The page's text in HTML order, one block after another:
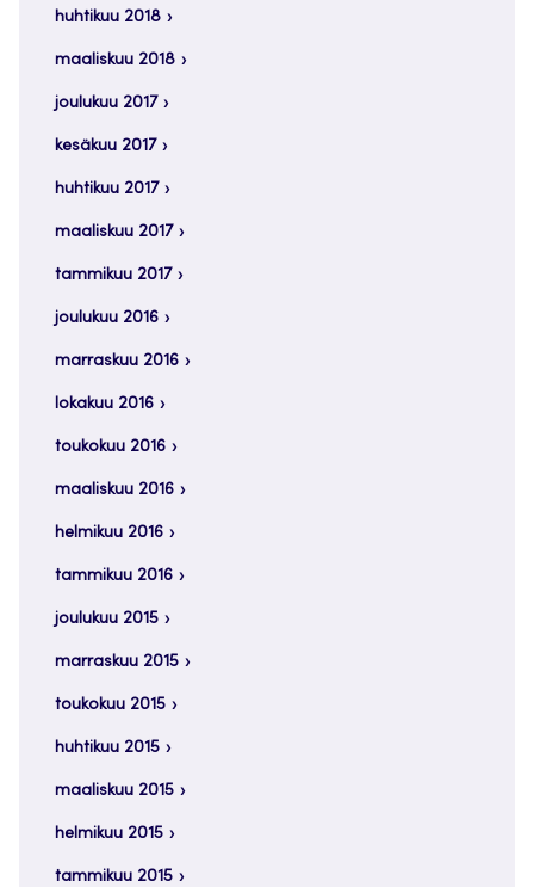
huhtikuu 2018
maaliskuu 2018
joulukuu 2017
kesäkuu 2017
huhtikuu 2017
maaliskuu 2017
tammikuu 2017
joulukuu 2016
marraskuu 2016
lokakuu 2016
toukokuu 2016
maaliskuu 2016
helmikuu 2016
tammikuu 2016
joulukuu 2015
marraskuu 2015
toukokuu 2015
huhtikuu 2015
maaliskuu 2015
helmikuu 2015
tammikuu 2015